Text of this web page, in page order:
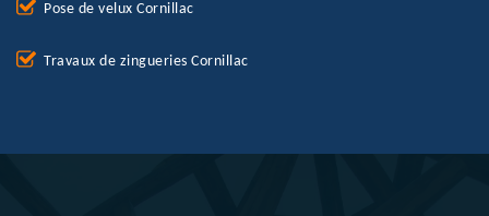
Pose de velux Cornillac
Travaux de zingueries Cornillac